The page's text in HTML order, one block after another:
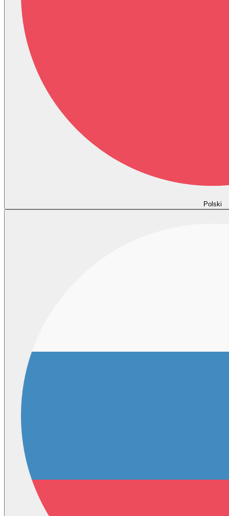
Polski